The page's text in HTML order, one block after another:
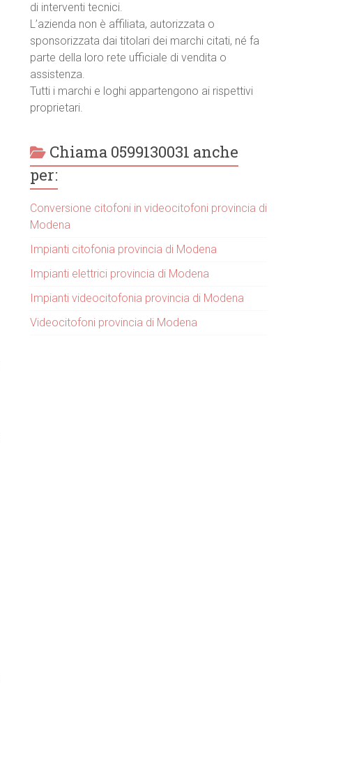
di interventi tecnici.
L’azienda non è affiliata, autorizzata o
sponsorizzata dai titolari dei marchi citati, né fa
parte della loro rete ufficiale di vendita o
assistenza.
Tutti i marchi e loghi appartengono ai rispettivi
proprietari.
Chiama 0599130031 anche
per:
Conversione citofoni in videocitofoni provincia di
Modena
Impianti citofonia provincia di Modena
Impianti elettrici provincia di Modena
Impianti videocitofonia provincia di Modena
Videocitofoni provincia di Modena